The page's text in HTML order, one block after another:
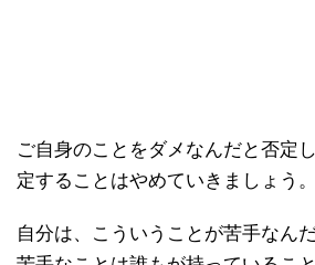
ご自身のことをダメなんだと否定
定することはやめていきましょう。
自分は、こういうことが苦手なんだ